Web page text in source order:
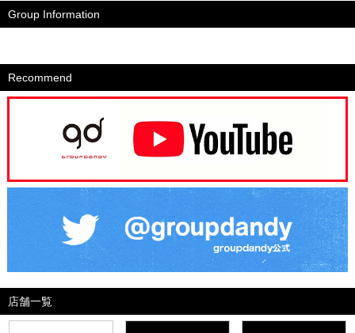
Group Information
Recommend
店舗一覧